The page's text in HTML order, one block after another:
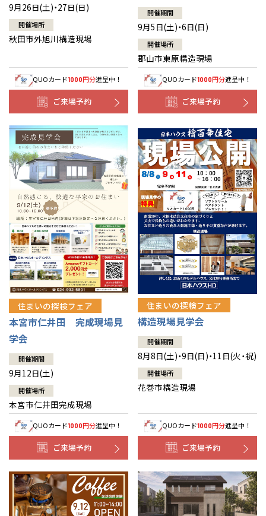
9月26日(土)・27日(日)
開催場所
秋田市外旭川構造現場
QUOカード1000円分進呈中！
ご来場予約
開催期間
9月5日(土)・6日(日)
開催場所
郡山市東原構造現場
QUOカード1000円分進呈中！
ご来場予約
住まいの探検フェア
本宮市仁井田 完成現場見
学会
開催期間
9月12日(土)
開催場所
本宮市仁井田完成現場
QUOカード1000円分進呈中！
ご来場予約
住まいの探検フェア
構造現場見学会
開催期間
8月8日(土)・9日(日)・11日(火・祝)
開催場所
花巻市構造現場
QUOカード1000円分進呈中！
ご来場予約